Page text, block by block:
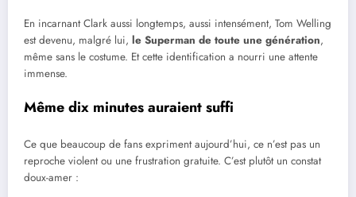
En incarnant Clark aussi longtemps, aussi intensément, Tom Welling
est devenu, malgré lui, le Superman de toute une génération,
même sans le costume. Et cette identification a nourri une attente
immense.
Même dix minutes auraient suffi
Ce que beaucoup de fans expriment aujourd’hui, ce n’est pas un
reproche violent ou une frustration gratuite. C’est plutôt un constat
doux-amer :